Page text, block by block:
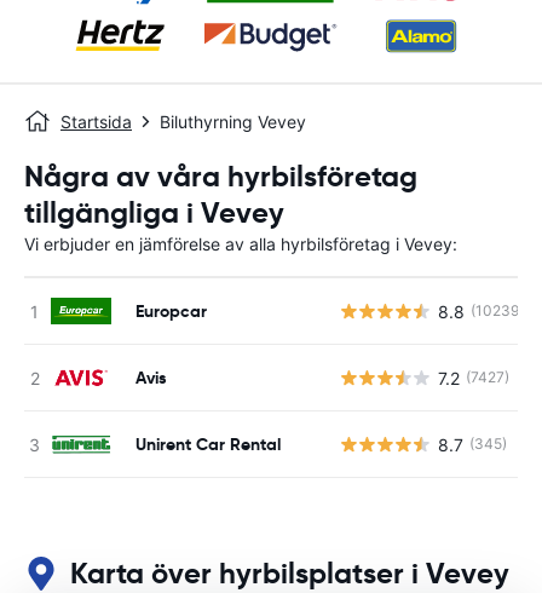
Startsida Biluthyrning Vevey
Några av våra hyrbilsföretag
tillgängliga i Vevey
Vi erbjuder en jämförelse av alla hyrbilsföretag i Vevey:
Europcar 8.8 (10239)
Avis 7.2 (7427)
Unirent Car Rental 8.7 (345)
Karta över hyrbilsplatser i Vevey